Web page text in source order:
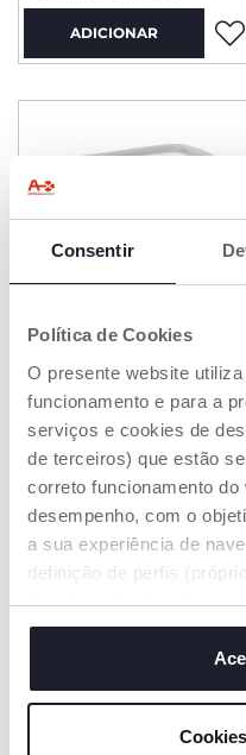
Consentir
Política de Cookies
O presente website
funcionamento e para a
serviços e cookies de
de terceiros) que estão
correto funcionamento
desempenho, com o
a sua experiência de
definição de perfis
“aceitar todos” está a
cookies. Se quiser saber
consentimento de todos
"mostrar detalhes". Ao
são necessários e
ADICIONAR
+ CORES
Berço Chicco Next2Me
Armonia
€ 209,99
ADICIONAR